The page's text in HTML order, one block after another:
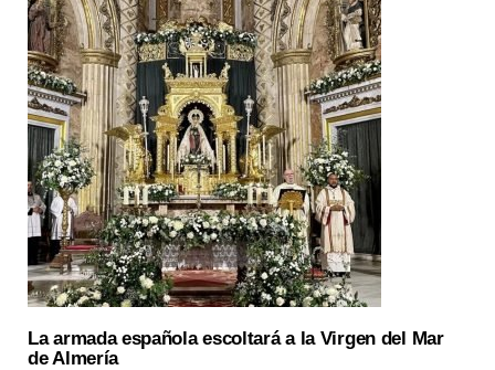
La armada española escoltará a la Virgen del Mar
de Almería